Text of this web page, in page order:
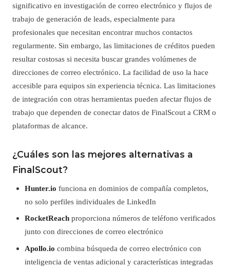
significativo en investigación de correo electrónico y flujos de
trabajo de generación de leads, especialmente para
profesionales que necesitan encontrar muchos contactos
regularmente. Sin embargo, las limitaciones de créditos pueden
resultar costosas si necesita buscar grandes volúmenes de
direcciones de correo electrónico. La facilidad de uso la hace
accesible para equipos sin experiencia técnica. Las limitaciones
de integración con otras herramientas pueden afectar flujos de
trabajo que dependen de conectar datos de FinalScout a CRM o
plataformas de alcance.
¿Cuáles son las mejores alternativas a
FinalScout?
Hunter.io funciona en dominios de compañía completos,
no solo perfiles individuales de LinkedIn
RocketReach proporciona números de teléfono verificados
junto con direcciones de correo electrónico
Apollo.io combina búsqueda de correo electrónico con
inteligencia de ventas adicional y características integradas